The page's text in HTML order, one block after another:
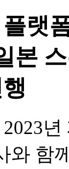
플랫
본
와 함